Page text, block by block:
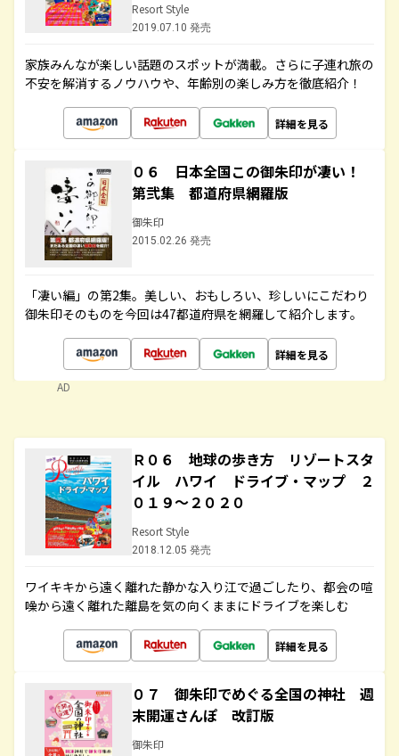
Resort Style
2019.07.10 発売
家族みんなが楽しい話題のスポットが満載。さらに子連れ旅の
不安を解消するノウハウや、年齢別の楽しみ方を徹底紹介！
詳細を見る
０６ 日本全国この御朱印が凄い！
第弐集 都道府県網羅版
御朱印
2015.02.26 発売
「凄い編」の第2集。美しい、おもしろい、珍しいにこだわり
御朱印そのものを今回は47都道府県を網羅して紹介します。
詳細を見る
AD
Ｒ０６ 地球の歩き方 リゾートスタ
イル ハワイ ドライブ・マップ ２
０１９～２０２０
Resort Style
2018.12.05 発売
ワイキキから遠く離れた静かな入り江で過ごしたり、都会の喧
噪から遠く離れた離島を気の向くままにドライブを楽しむ
詳細を見る
０７ 御朱印でめぐる全国の神社 週
末開運さんぽ 改訂版
御朱印